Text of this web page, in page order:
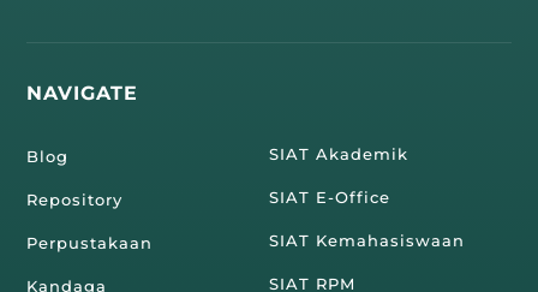
NAVIGATE
Blog
Repository
Perpustakaan
Kandaga
SIAT Akademik
SIAT E-Office
SIAT Kemahasiswaan
SIAT RPM